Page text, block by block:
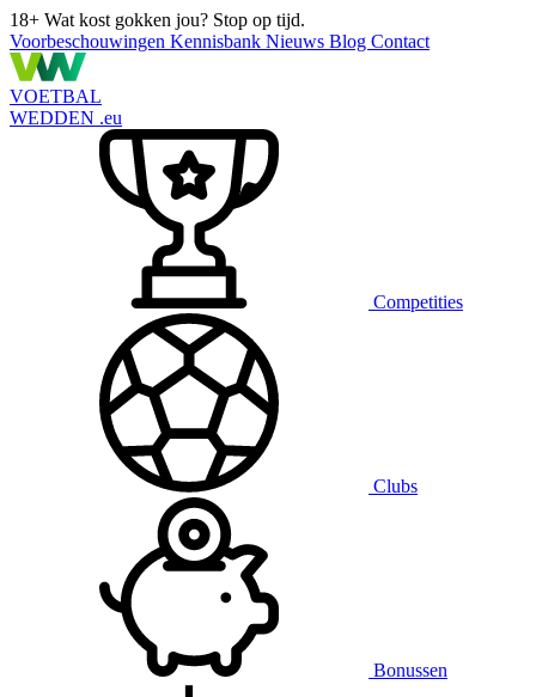
18+ Wat kost gokken jou? Stop op tijd.
Voorbeschouwingen Kennisbank Nieuws Blog Contact
VOETBAL
WEDDEN .eu
Competities
Clubs
Bonussen